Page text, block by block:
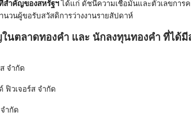
ที่สำคัญของสหรัฐฯได้แก่ ดัชนีความเชื่อมั่นและตัวเลขการ
นวนผู้ขอรับสวัสดิการว่างงานรายสัปดาห์
ตลาดทองคำ และ นักลงทุนทองคำ ที่ได้
จำกัด
ฟิวเจอร์ส จำกัด
ำกัด